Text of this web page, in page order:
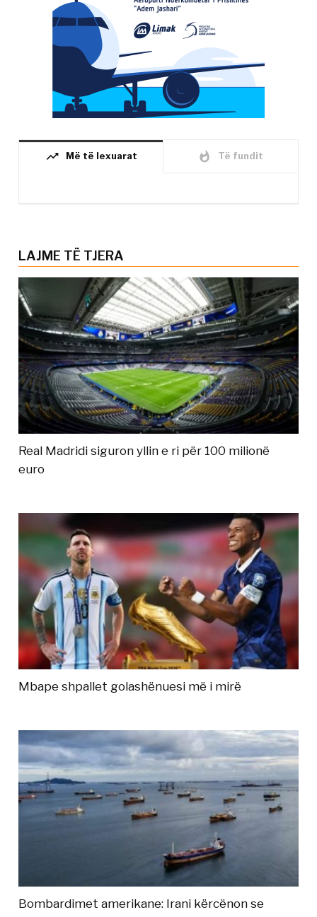
trending_up Më të lexuarat whatshot Të fundit
LAJME TË TJERA
Real Madridi siguron yllin e ri për 100 milionë
euro
Mbape shpallet golashënuesi më i mirë
Bombardimet amerikane: Irani kërcënon se